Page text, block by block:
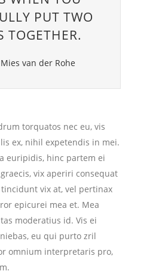
PUT TWO
TOGETHER.
van der Rohe
torquatos nec eu, vis
ex, nihil expetendis in mei.
euripidis, hinc partem ei
vix aperiri consequat
vix at, vel pertinax
epicurei mea et. Mea
moderatius id. Vis ei
eu qui purto zril
omnium interpretaris pro,